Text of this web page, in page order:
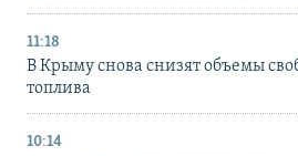
11:18
В Крыму снова снизят объемы
топлива
10:14